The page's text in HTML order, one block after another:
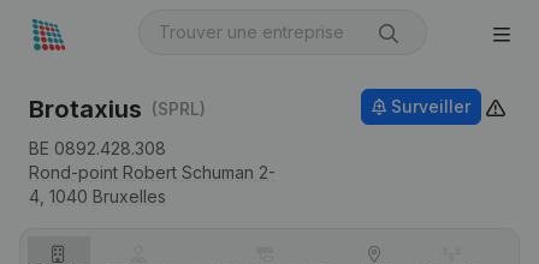
Brotaxius (SPRL)
BE 0892.428.308
Rond-point Robert Schuman 2-
4, 1040 Bruxelles
Surveiller